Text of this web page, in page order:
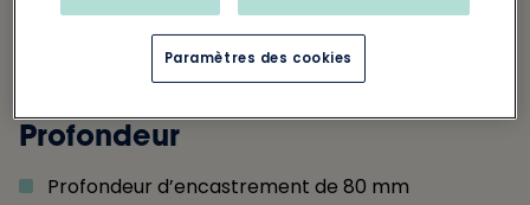
Informations techniques
Profondeur
Profondeur d’encastrement de 80 mm
Paramètres des cookies